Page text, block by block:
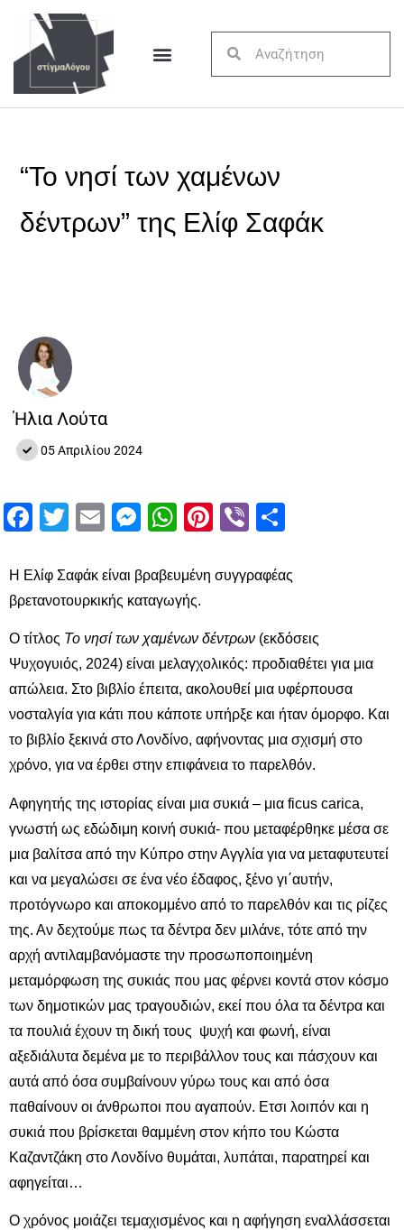
“Το νησί των χαμένων
δέντρων” της Ελίφ Σαφάκ
Ήλια Λούτα
05 Απριλίου 2024
Facebook
Twitter
EmailMessenger
WhatsApp
Pinterest
Viber
Η Ελίφ Σαφάκ είναι βραβευμένη συγγραφέας
βρετανοτουρκικής καταγωγής.
Ο τίτλος Το νησί των χαμένων δέντρων (εκδόσεις
Ψυχογυιός, 2024) είναι μελαγχολικός: προδιαθέτει για μια
απώλεια. Στο βιβλίο έπειτα, ακολουθεί μια υφέρπουσα
νοσταλγία για κάτι που κάποτε υπήρξε και ήταν όμορφο. Και
το βιβλίο ξεκινά στο Λονδίνο, αφήνοντας μια σχισμή στο
χρόνο, για να έρθει στην επιφάνεια το παρελθόν.
Αφηγητής της ιστορίας είναι μια συκιά – μια ficus carica,
γνωστή ως εδώδιμη κοινή συκιά- που μεταφέρθηκε μέσα σε
μια βαλίτσα από την Κύπρο στην Αγγλία για να μεταφυτευτεί
και να μεγαλώσει σε ένα νέο έδαφος, ξένο γι΄αυτήν,
προτόγνωρο και αποκομμένο από το παρελθόν και τις ρίζες
της. Αν δεχτούμε πως τα δέντρα δεν μιλάνε, τότε από την
αρχή αντιλαμβανόμαστε την προσωποποιημένη
μεταμόρφωση της συκιάς που μας φέρνει κοντά στον κόσμο
των δημοτικών μας τραγουδιών, εκεί που όλα τα δέντρα και
τα πουλιά έχουν τη δική τους ψυχή και φωνή, είναι
αξεδιάλυτα δεμένα με το περιβάλλον τους και πάσχουν και
αυτά από όσα συμβαίνουν γύρω τους και από όσα
παθαίνουν οι άνθρωποι που αγαπούν. Ετσι λοιπόν και η
συκιά που βρίσκεται θαμμένη στον κήπο του Κώστα
Καζαντζάκη στο Λονδίνο θυμάται, λυπάται, παρατηρεί και
αφηγείται…
Ο χρόνος μοιάζει τεμαχισμένος και η αφήγηση εναλλάσσεται